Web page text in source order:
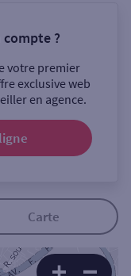
?
votre premier
exclusive web
en agence.
Carte